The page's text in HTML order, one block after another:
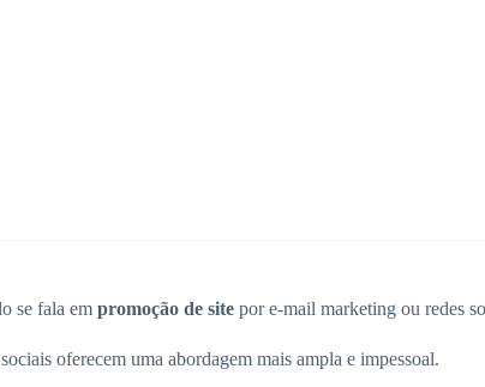
se fala em promoção de site por e-mail marketing ou redes
oferecem uma abordagem mais ampla e impessoal.